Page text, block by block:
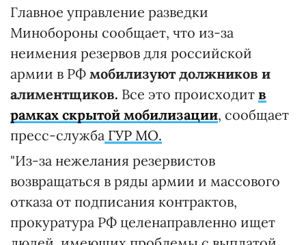
Главное управление разведки
Минобороны сообщает, что из-за
неимения резервов для российской
армии в РФ мобилизуют должников и
алиментщиков. Все это происходит в
рамках скрытой мобилизации, сообщает
пресс-служба ГУР МО.
"Из-за нежелания резервистов
возвращаться в ряды армии и массового
отказа от подписания контрактов,
прокуратура РФ целенаправленно ищет